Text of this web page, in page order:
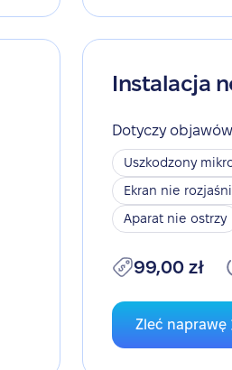
Instalacja
Dotyczy objawów
Uszkodzony
Ekran nie
Aparat nie ostrzy
99,00 zł
Zleć naprawę